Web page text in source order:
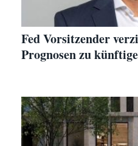
Fed Vorsitzender
Prognosen zu